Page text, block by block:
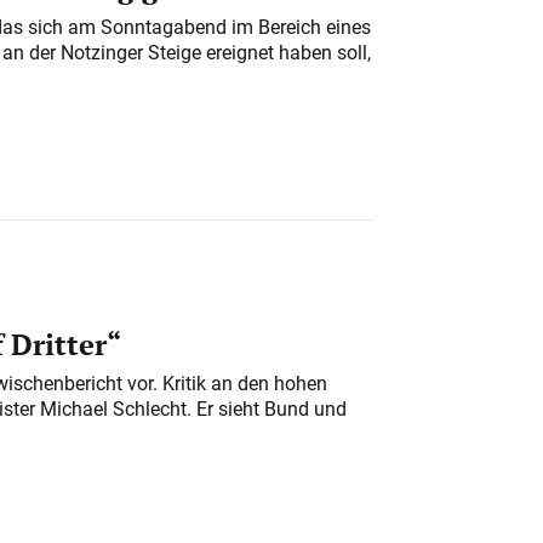
sich am Sonntagabend im Bereich eines
der Notzinger Steige ereignet haben soll,
Dritter“
vor. Kritik an den hohen
Michael Schlecht. Er sieht Bund und